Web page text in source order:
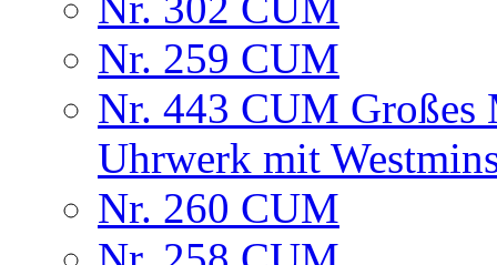
Nr. 259 CUM
Nr. 443 CUM
Uhrwerk mit
Nr. 260 CUM